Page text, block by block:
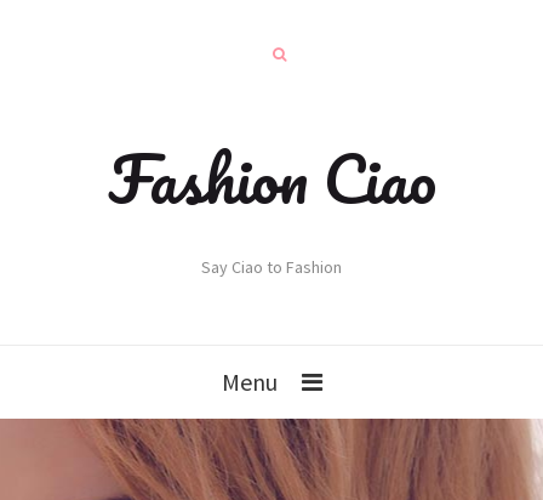
Fashion Ciao
Say Ciao to Fashion
Menu